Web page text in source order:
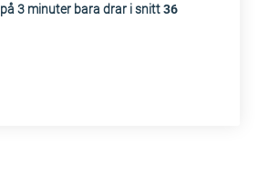
3 minuter bara drar i snitt36